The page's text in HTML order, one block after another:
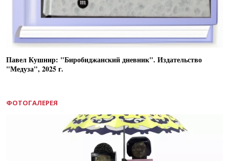
Павел Кушнир: "Биробиджанский дневник". Издательство
"Медуза", 2025 г.
ФОТОГАЛЕРЕЯ